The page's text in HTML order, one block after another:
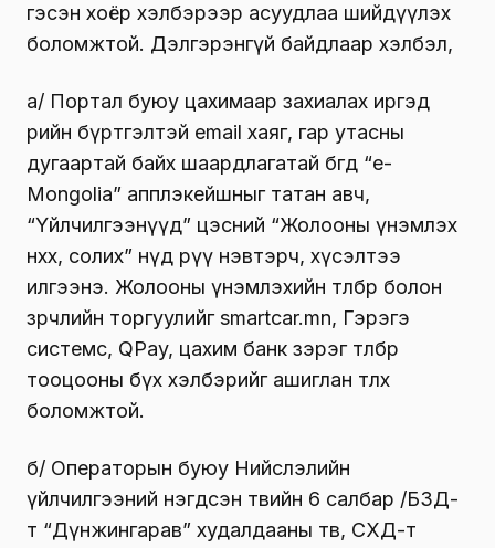
гэсэн хоёр хэлбэрээр асуудлаа шийдүүлэх
боломжтой. Дэлгэрэнгүй байдлаар хэлбэл,
а/ Портал буюу цахимаар захиалах иргэд
өөрийн бүртгэлтэй email хаяг, гар утасны
дугаартай байх шаардлагатай бөгөөд “е-
Mongolia” апплэкейшныг татан авч,
“Үйлчилгээнүүд” цэсний “Жолооны үнэмлэх
нөхөх, солих” нүд рүү нэвтэрч, хүсэлтээ
илгээнэ. Жолооны үнэмлэхийн төлбөр болон
зөрчлийн торгуулийг smartcar.mn, Гэрэгэ
системс, QPay, цахим банк зэрэг төлбөр
тооцооны бүх хэлбэрийг ашиглан төлөх
боломжтой.
б/ Операторын буюу Нийслэлийн
үйлчилгээний нэгдсэн төвийн 6 салбар /БЗД-
т “Дүнжингарав” худалдааны төв, СХД-т